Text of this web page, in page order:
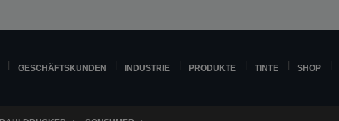
GESCHÄFTSKUNDEN INDUSTRIE PRODUKTE TINTE SHOP